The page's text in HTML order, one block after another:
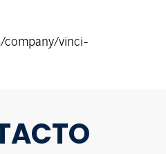
company/vinci-